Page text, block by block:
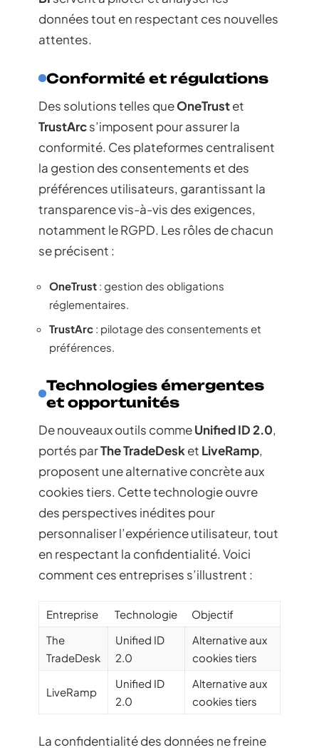
données tout en respectant ces nouvelles
attentes.
Conformité et régulations
Des solutions telles queOneTrustet
TrustArcs’imposent pour assurer la
conformité. Ces plateformes centralisent
la gestion des consentements et des
préférences utilisateurs, garantissant la
transparence vis-à-vis des exigences,
notamment le RGPD. Les rôles de chacun
se précisent :
OneTrust : gestion des obligations
réglementaires.
TrustArc : pilotage des consentements et
préférences.
Technologies émergentes
et opportunités
De nouveaux outils commeUnified ID 2.0,
portés parThe TradeDesk et LiveRamp,
proposent une alternative concrète aux
cookies tiers. Cette technologie ouvre
des perspectives inédites pour
personnaliser l’expérience utilisateur, tout
en respectant la confidentialité. Voici
comment ces entreprises s’illustrent :
Entreprise Technologie
Objectif
The
TradeDesk
Unified ID
2.0
Alternative aux
cookies tiers
LiveRamp
Unified ID
2.0
Alternative aux
cookies tiers
La confidentialité des données ne freine